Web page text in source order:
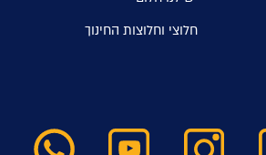
חלוצי וחלוצות החינוך